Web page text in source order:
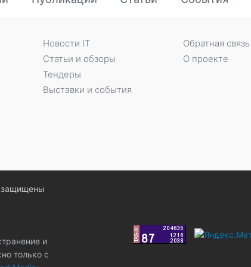
Новости IT
Статьи и обзоры
Тендеры
Выставки и события
Обратная связь
О проекте
защищены
и
только с